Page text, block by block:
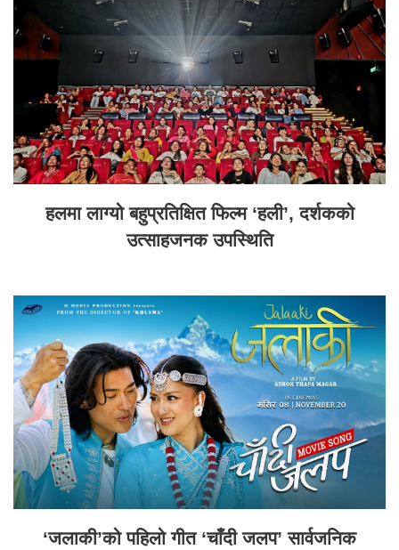
हलमा लाग्यो बहुप्रतिक्षित फिल्म ‘हली’, दर्शकको
उत्साहजनक उपस्थिति
‘जलाकी’को पहिलो गीत ‘चाँदी जलप’ सार्वजनिक